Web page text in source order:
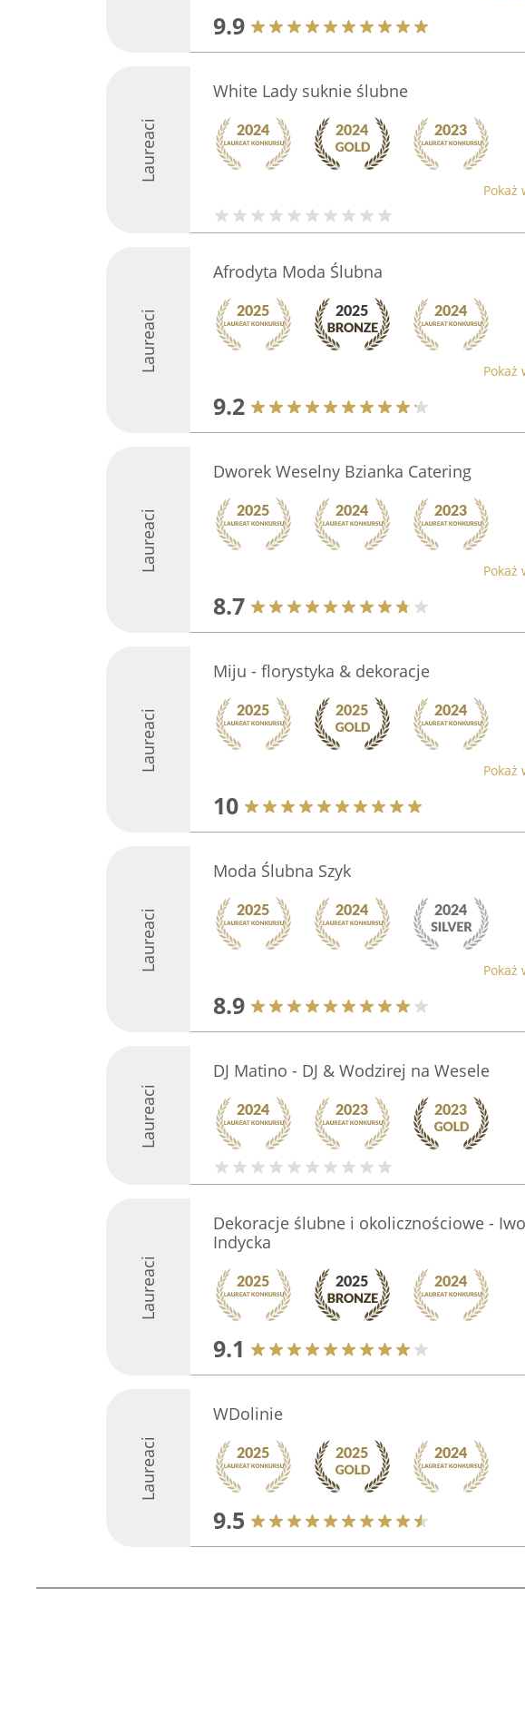
9.9
Laureaci
White Lady suknie ślubne
Pokaż
Laureaci
Afrodyta Moda Ślubna
Pokaż
9.2
Laureaci
Dworek Weselny Bzianka Catering
Pokaż
8.7
Laureaci
Miju - florystyka & dekoracje
Pokaż
10
Laureaci
Moda Ślubna Szyk
Pokaż
8.9
Laureaci
DJ Matino - DJ & Wodzirej na Wesele
Laureaci
Dekoracje ślubne i okolicznościowe -
Indycka
9.1
Laureaci
WDolinie
9.5